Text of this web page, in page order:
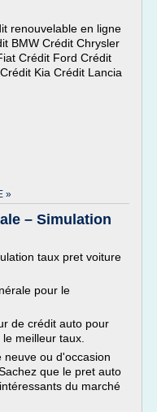
renouvelable en ligne
BMW Crédit Chrysler
Crédit Ford Crédit
Kia Crédit Lancia
»
– Simulation
taux pret voiture
pour le
de crédit auto pour
meilleur taux.
neuve ou d'occasion
que le pret auto
du marché